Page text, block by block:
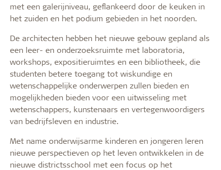
met een galerijniveau, geflankeerd door de keuken in
het zuiden en het podium gebieden in het noorden.
De architecten hebben het nieuwe gebouw gepland als
een leer- en onderzoeksruimte met laboratoria,
workshops, expositieruimtes en een bibliotheek, die
studenten betere toegang tot wiskundige en
wetenschappelijke onderwerpen zullen bieden en
mogelijkheden bieden voor een uitwisseling met
wetenschappers, kunstenaars en vertegenwoordigers
van bedrijfsleven en industrie.
Met name onderwijsarme kinderen en jongeren leren
nieuwe perspectieven op het leven ontwikkelen in de
nieuwe districtsschool met een focus op het